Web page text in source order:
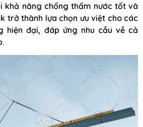
khả năng chống thấm nước tốt và
trở thành lựa chọn ưu việt cho các
hiện đại, đáp ứng nhu cầu về cả